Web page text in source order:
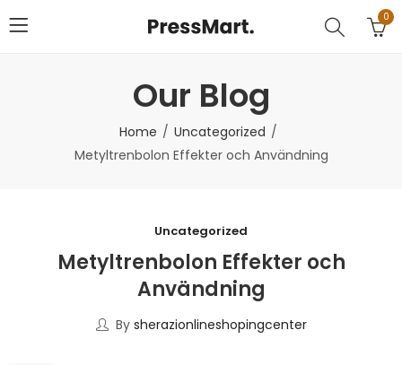
0
Our Blog
Home
Uncategorized
Metyltrenbolon Effekter och Användning
Uncategorized
Metyltrenbolon Effekter och
Användning
By sherazionlineshopingcenter